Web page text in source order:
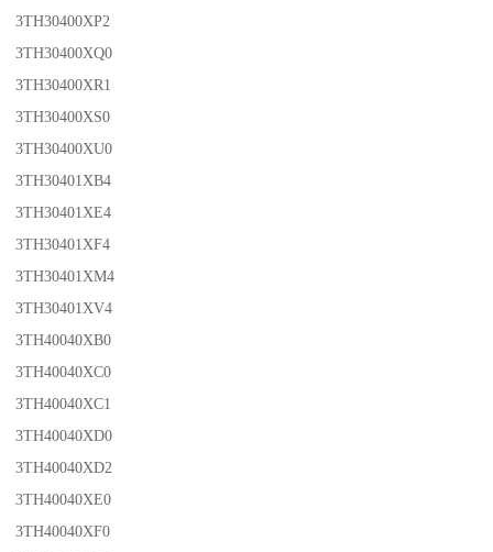
3TH30400XP2
3TH30400XQ0
3TH30400XR1
3TH30400XS0
3TH30400XU0
3TH30401XB4
3TH30401XE4
3TH30401XF4
3TH30401XM4
3TH30401XV4
3TH40040XB0
3TH40040XC0
3TH40040XC1
3TH40040XD0
3TH40040XD2
3TH40040XE0
3TH40040XF0